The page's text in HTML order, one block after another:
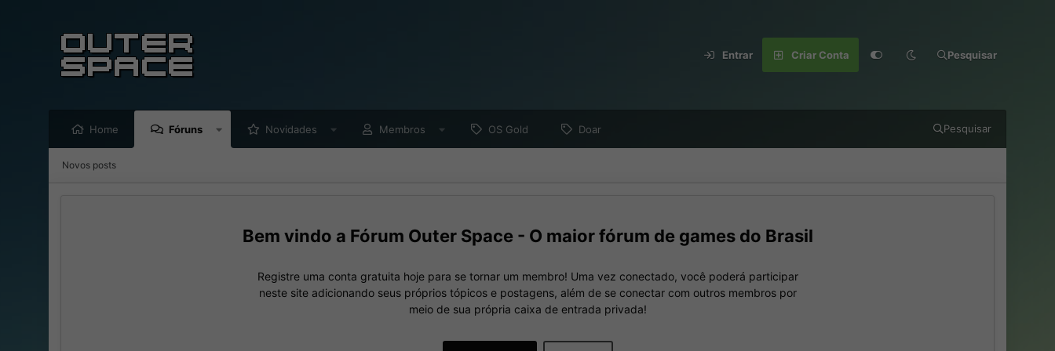
Entrar Criar Conta Pesquisar
Home Fóruns Novidades Membros OS Gold Doar Pesquisar
Novos posts
Fórum Outer Space - O maior fórum de games do Brasil
Registre uma conta gratuita hoje para se tornar um membro! Uma vez conectado, você poderá participar
neste site adicionando seus próprios tópicos e postagens, além de se conectar com outros membros por
meio de sua própria caixa de entrada privada!